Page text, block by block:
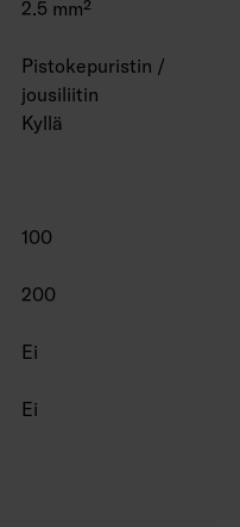
2.5 mm²
Pistokepuristin /
jousiliitin
Kyllä
100
200
Ei
Ei